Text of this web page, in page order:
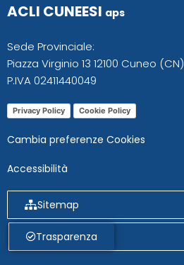
ACLI CUNEESI aps
Sede Provinciale:
Piazza Virginio 13 12100 Cuneo (CN)
P.IVA 02411440049
Privacy Policy Cookie Policy
Cambia preferenze Cookies
Accessibilità
Sitemap
Trasparenza